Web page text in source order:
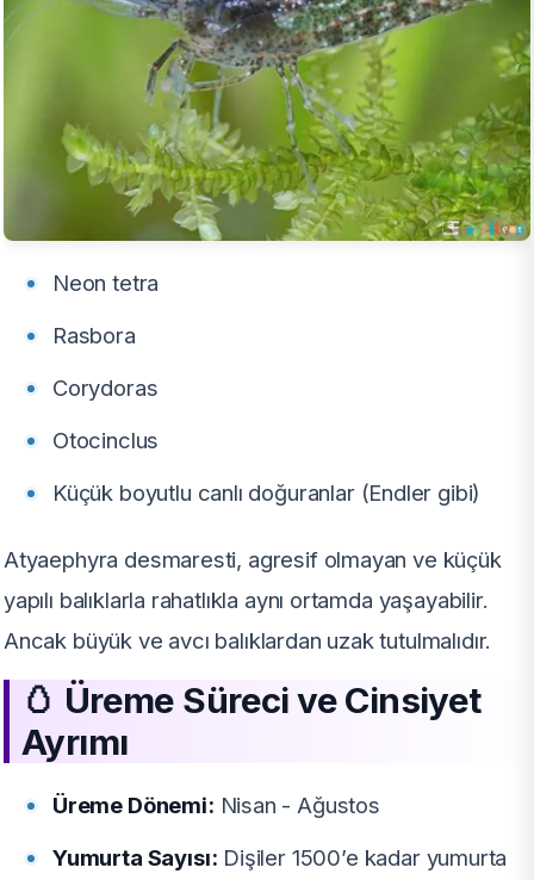
Neon tetra
Rasbora
Corydoras
Otocinclus
Küçük boyutlu canlı doğuranlar (Endler gibi)
Atyaephyra desmaresti, agresif olmayan ve küçük
yapılı balıklarla rahatlıkla aynı ortamda yaşayabilir.
Ancak büyük ve avcı balıklardan uzak tutulmalıdır.
🥚 Üreme Süreci ve Cinsiyet
Ayrımı
Üreme Dönemi: Nisan - Ağustos
Yumurta Sayısı: Dişiler 1500’e kadar yumurta